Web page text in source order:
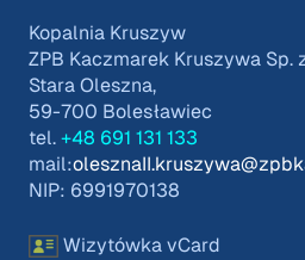
Kopalnia Kruszyw
ZPB Kaczmarek Kruszywa Sp.
Stara Oleszna,
59-700 Bolesławiec
tel. +48 691 131 133
mail:
NIP: 6991970138
Wizytówka vCard